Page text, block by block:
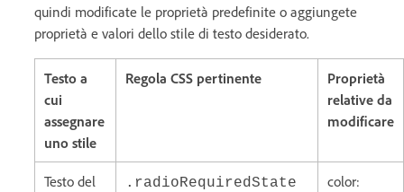
quindi modificate le proprietà predefinite o aggiungete
proprietà e valori dello stile di testo desiderato.
Testo a
cui
assegnare
uno stile
Regola CSS pertinente
Proprietà
relative da
modificare
Testo del
.radioRequiredState
color: